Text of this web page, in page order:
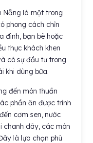
Nẵng là một trong
phong cách chỉn
đình, bạn bè hoặc
thực khách khen
có sự đầu tư trong
khi dùng bữa.
đến món thuần
phần ăn được trình
cơm sen, nước
chanh dây, các món
là lựa chọn phù